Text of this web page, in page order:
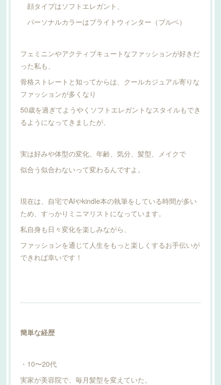
顔タイプはソフトエレガント、
パーソナルカラーはブライトウィンター（ブルベ）
フェミニンやアクティブキュートなファッションが好きだ
った私も、
骨格ストレートと知ってからは、クールカジュアル寄りな
ファッションが多くなり
50歳を過ぎてようやくソフトエレガントなスタイルもでき
るようになってきましたが、
実は好みや体型の変化、年齢、気分、髪型、メイクで
似合う似合わないって変わるんですよ。
現在は、自宅でAIやkindle本の執筆をしている時間が多い
ため、すっかりミニマリストになっています。
私自身も日々変化を楽しみながら、
ファッションを通じて人生をもっと楽しくするお手伝いが
できれば幸いです！
簡単な経歴
・10〜20代
実家が美容院で、毎月髪型を変えていた。